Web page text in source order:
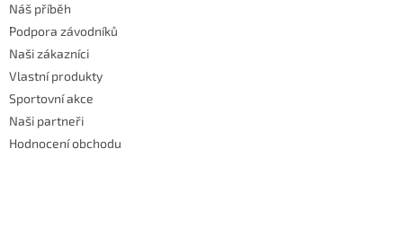
Náš příběh
Podpora závodníků
Naši zákazníci
Vlastní produkty
Sportovní akce
Naši partneři
Hodnocení obchodu